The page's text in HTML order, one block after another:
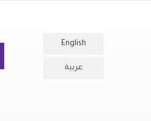
English
عربية